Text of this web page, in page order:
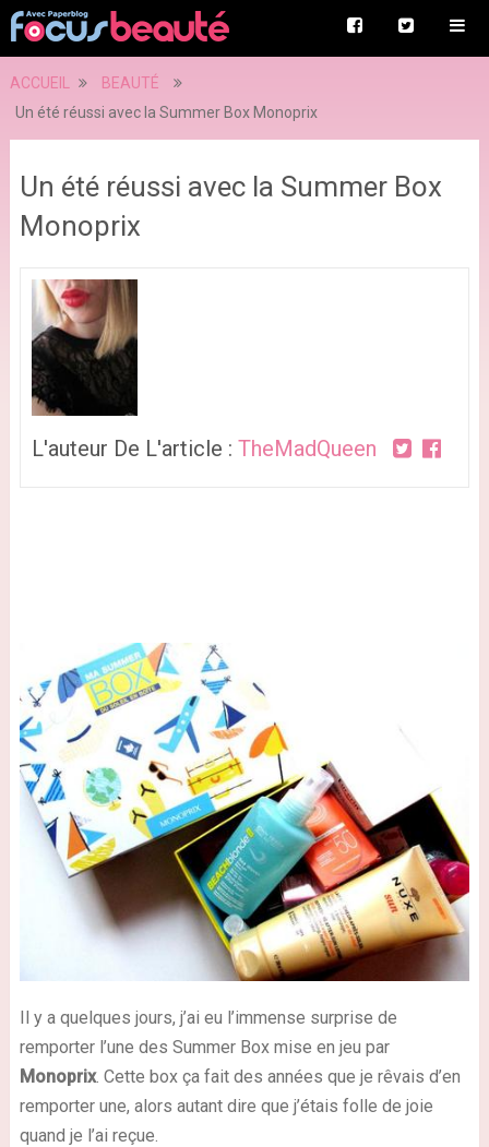
ACCUEIL
BEAUTÉ
Un été réussi avec la Summer Box Monoprix
Un été réussi avec la Summer Box
Monoprix
L'auteur De L'article : TheMadQueen
Il y a quelques jours, j’ai eu l’immense surprise de
remporter l’une des Summer Box mise en jeu par
Monoprix. Cette box ça fait des années que je rêvais d’en
remporter une, alors autant dire que j’étais folle de joie
quand je l’ai reçue.